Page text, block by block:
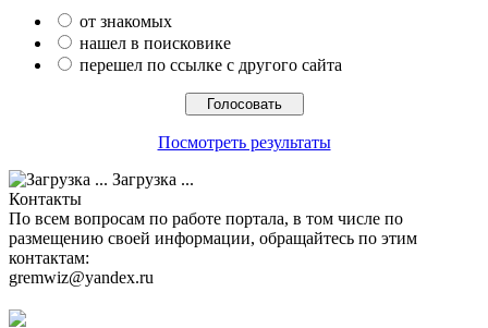
от знакомых
нашел в поисковике
перешел по ссылке с другого сайта
Посмотреть результаты
Загрузка ...
Контакты
По всем вопросам по работе портала, в том числе по
размещению своей информации, обращайтесь по этим
контактам:
gremwiz@yandex.ru